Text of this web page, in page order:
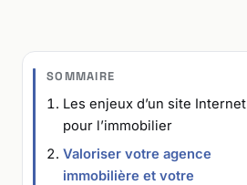
SOMMAIRE
Les enjeux d’un site Internet
pour l’immobilier
Valoriser votre agence
immobilière et votre